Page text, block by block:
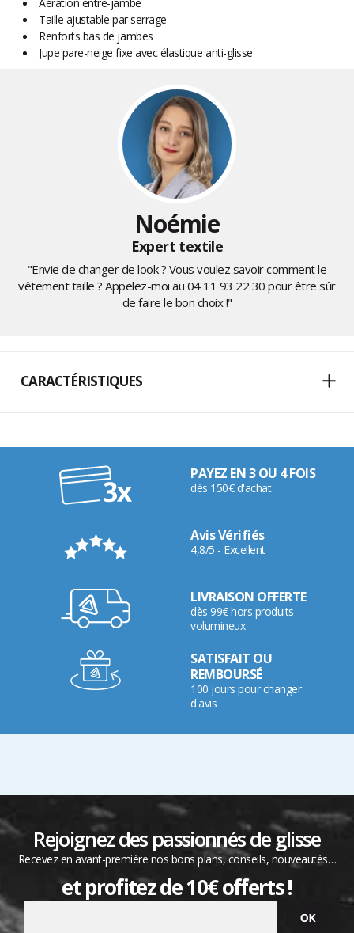
Aération entre-jambe
Taille ajustable par serrage
Renforts bas de jambes
Jupe pare-neige fixe avec élastique anti-glisse
Noémie
Expert textile
"Envie de changer de look ? Vous voulez savoir comment le
vêtement taille ? Appelez-moi au 04 11 93 22 30 pour être sûr
de faire le bon choix !"
CARACTÉRISTIQUES
PAYEZ EN 3 OU 4 FOIS
dès 150€ d'achat
Avis Vérifiés
4,8/5 - Excellent
LIVRAISON OFFERTE
dès 99€ hors produits
volumineux
SATISFAIT OU
REMBOURSÉ
100 jours pour changer
d'avis
Rejoignez des passionnés de glisse
Recevez en avant-première nos bons plans, conseils, nouveautés…
et profitez de 10€ offerts !